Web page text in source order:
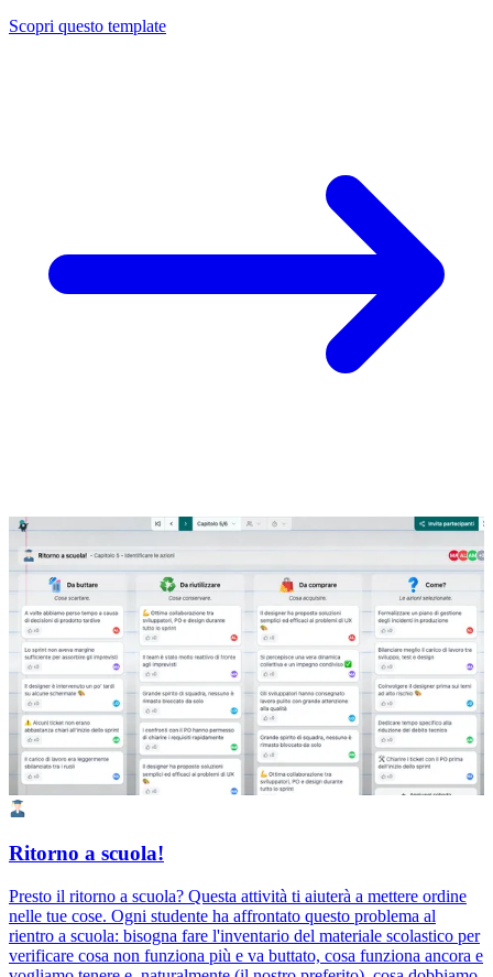
Scopri questo template
Ritorno a scuola!
Presto il ritorno a scuola? Questa attività ti aiuterà a mettere ordine
nelle tue cose. Ogni studente ha affrontato questo problema al
rientro a scuola: bisogna fare l'inventario del materiale scolastico per
verificare cosa non funziona più e va buttato, cosa funziona ancora e